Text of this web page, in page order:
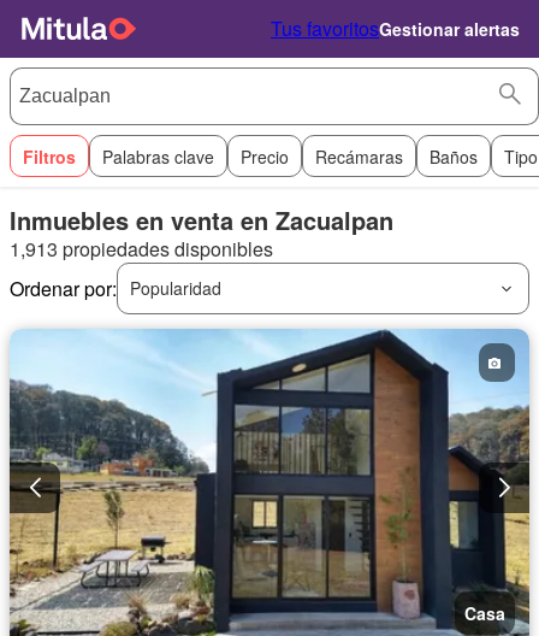
Tus favoritosGestionar alertas
Filtros Palabras clave Precio Recámaras Baños
Inmuebles en venta en Zacualpan
1,913 propiedades disponibles
Ordenar por:
Popularidad
Casa